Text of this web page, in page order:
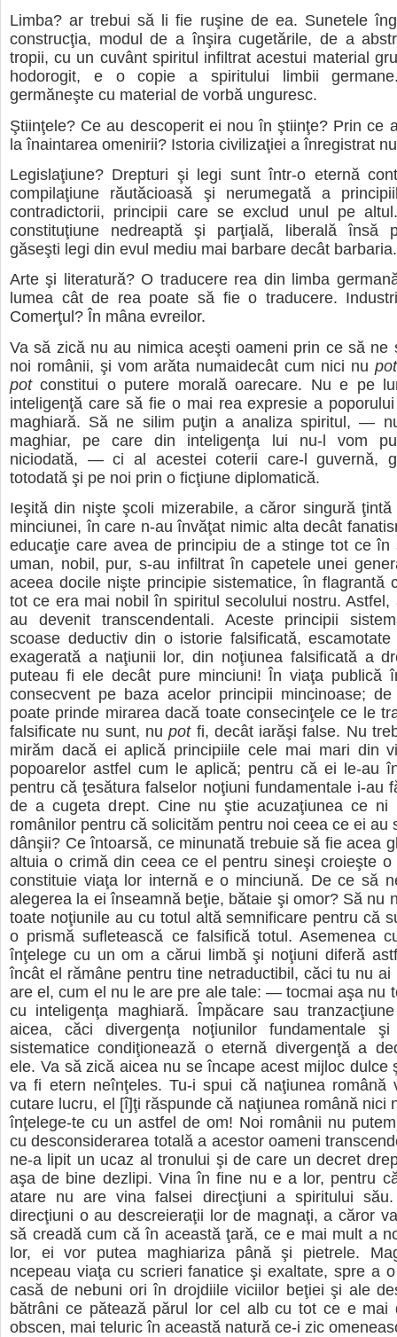
Limba? ar trebui să li fie ruşine de ea. Sunetele
construcţia, modul de a înşira cugetările, de a
tropii, cu un cuvânt spiritul infiltrat acestui material
hodorogit, e o copie a spiritului limbii
germăneşte cu material de vorbă unguresc.
Ştiinţele? Ce au descoperit ei nou în ştiinţe? Prin ce
la înaintarea omenirii? Istoria civilizaţiei a înregistrat
Legislaţiune? Drepturi şi legi sunt într-o eternă
compilaţiune răutăcioasă şi nerumegată a
contradictorii, principii care se exclud unul pe
constituţiune nedreaptă şi parţială, liberală însă
găseşti legi din evul mediu mai barbare decât barbaria.
Arte şi literatură? O traducere rea din limba
lumea cât de rea poate să fie o traducere.
Comerţul? În mâna evreilor.
Va să zică nu au nimica aceşti oameni prin ce să ne
noi românii, şi vom arăta numaidecât cum nici nu pot
potconstitui o putere morală oarecare. Nu e pe
inteligenţă care să fie o mai rea expresie a
maghiară. Să ne silim puţin a analiza spiritul, —
maghiar, pe care din inteligenţa lui nu-l vom
niciodată, — ci al acestei coterii care-l guvernă,
totodată şi pe noi prin o ficţiune diplomatică.
Ieşită din nişte şcoli mizerabile, a căror singură ţintă
minciunei, în care n-au învăţat nimic alta decât
educaţie care avea de principiu de a stinge tot ce în
uman, nobil, pur, s-au infiltrat în capetele unei
aceea docile nişte principie sistematice, în flagrantă
tot ce era mai nobil în spiritul secolului nostru. Astfel,
au devenit transcendentali. Aceste principii
scoase deductiv din o istorie falsificată, escamotate
exagerată a naţiunii lor, din noţiunea falsificată a
puteau fi ele decât pure minciuni! În viaţa publică
consecvent pe baza acelor principii mincinoase;
poate prinde mirarea dacă toate consecinţele ce le
falsificate nu sunt, nupotfi, decât iarăşi false. Nu
mirăm dacă ei aplică principiile cele mai mari din
popoarelor astfel cum le aplică; pentru că ei le-au
pentru că ţesătura falselor noţiuni fundamentale i-au
de a cugeta drept. Cine nu ştie acuzaţiunea ce ni
românilor pentru că solicităm pentru noi ceea ce ei au
dânşii? Ce întoarsă, ce minunată trebuie să fie acea
altuia o crimă din ceea ce el pentru sineşi croieşte o
constituie viaţa lor internă e o minciună. De ce să
alegerea la ei înseamnă beţie, bătaie şi omor? Să nu
toate noţiunile au cu totul altă semnificare pentru că
o prismă sufletească ce falsifică totul. Asemenea
înţelege cu un om a cărui limbă şi noţiuni diferă
încât el rămâne pentru tine netraductibil, căci tu nu ai
are el, cum el nu le are pre ale tale: — tocmai aşa nu
cu inteligenţa maghiară. Împăcare sau
aicea, căci divergenţa noţiunilor fundamentale
sistematice condiţionează o eternă divergenţă a
ele. Va să zică aicea nu se încape acest mijloc dulce
va fi etern neînţeles. Tu-i spui că naţiunea română
cutare lucru, el [î]ţi răspunde că naţiunea română nici
înţelege-te cu un astfel de om! Noi românii nu
cu desconsiderarea totală a acestor oameni
ne-a lipit un ucaz al tronului şi de care un decret
aşa de bine dezlipi. Vina în fine nu e a lor, pentru
atare nu are vina falsei direcţiuni a spiritului
direcţiuni o au descreieraţii lor de magnaţi, a căror
să creadă cum că în această ţară, ce e mai mult a
lor, ei vor putea maghiariza până şi pietrele.
ncepeau viaţa cu scrieri fanatice şi exaltate, spre a
casă de nebuni ori în drojdiile viciilor beţiei şi ale
bătrâni ce pătează părul lor cel alb cu tot ce e mai
obscen, mai teluric în această natură ce-i zic